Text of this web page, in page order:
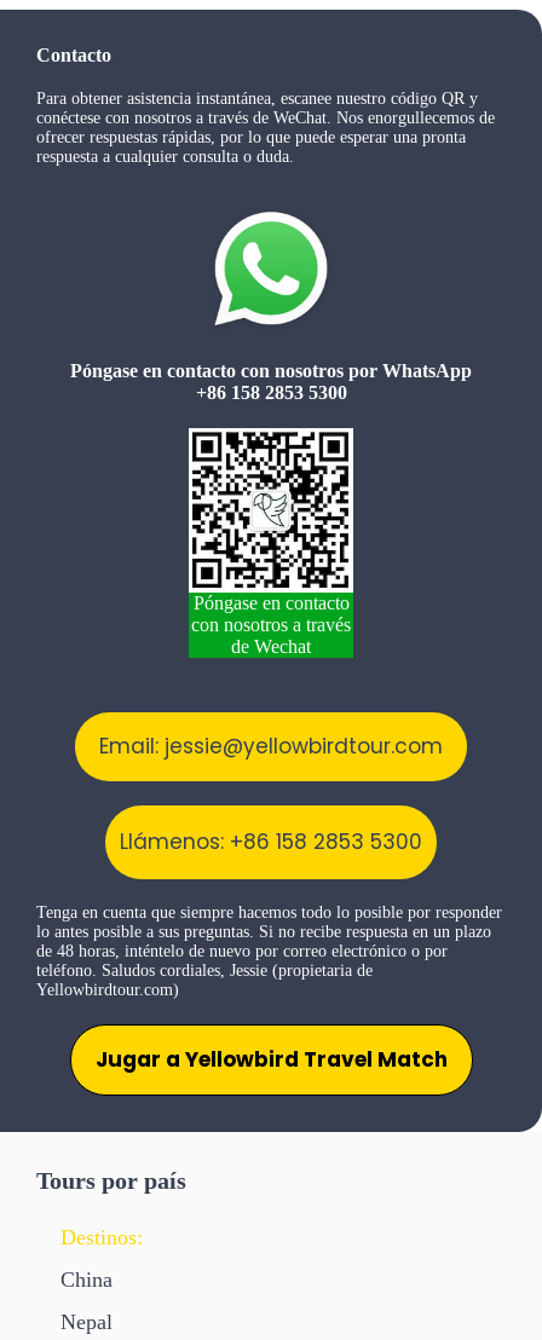
Tours por país
Destinos:
China
Nepal
Contacto
Para obtener asistencia instantánea, escanee nuestro código QR y
conéctese con nosotros a través de WeChat. Nos enorgullecemos de
ofrecer respuestas rápidas, por lo que puede esperar una pronta
respuesta a cualquier consulta o duda.
Póngase en contacto con nosotros por WhatsApp
+86 158 2853 5300
Póngase en contacto
con nosotros a través
de Wechat
Email: jessie@yellowbirdtour.com
Llámenos: +86 158 2853 5300
Tenga en cuenta que siempre hacemos todo lo posible por responder
lo antes posible a sus preguntas. Si no recibe respuesta en un plazo
de 48 horas, inténtelo de nuevo por correo electrónico o por
teléfono. Saludos cordiales, Jessie (propietaria de
Yellowbirdtour.com)
Jugar a Yellowbird Travel Match